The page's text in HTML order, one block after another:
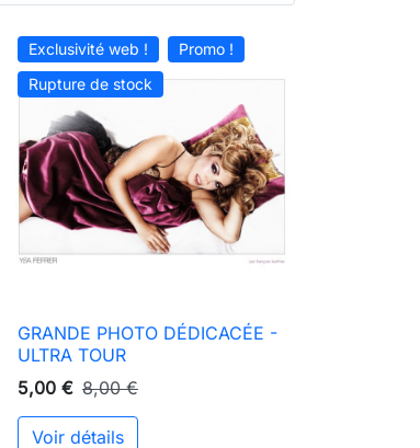
Exclusivité web !
Promo !
Rupture de stock
 Aperçu rapide
GRANDE PHOTO DÉDICACÉE -
ULTRA TOUR
5,00 € 8,00 €
Voir détails